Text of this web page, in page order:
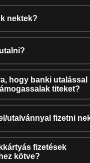
nektek?
hogy banki utalással
titeket?
utalvánnyal fizetni
fizetések
kötve?